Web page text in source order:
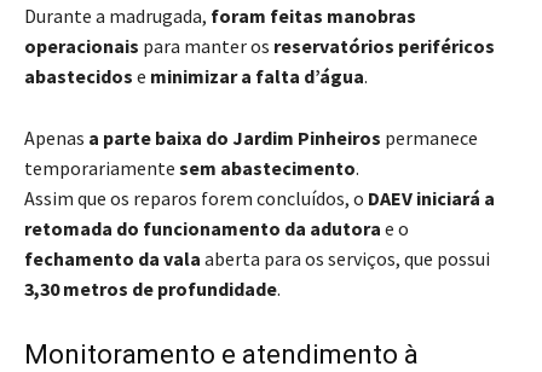
Durante a madrugada, foram feitas manobras
operacionais para manter os reservatórios periféricos
abastecidos e minimizar a falta d’água.
Apenas a parte baixa do Jardim Pinheiros permanece
temporariamente sem abastecimento.
Assim que os reparos forem concluídos, o DAEV iniciará a
retomada do funcionamento da adutora e o
fechamento da vala aberta para os serviços, que possui
3,30 metros de profundidade.
Monitoramento e atendimento à